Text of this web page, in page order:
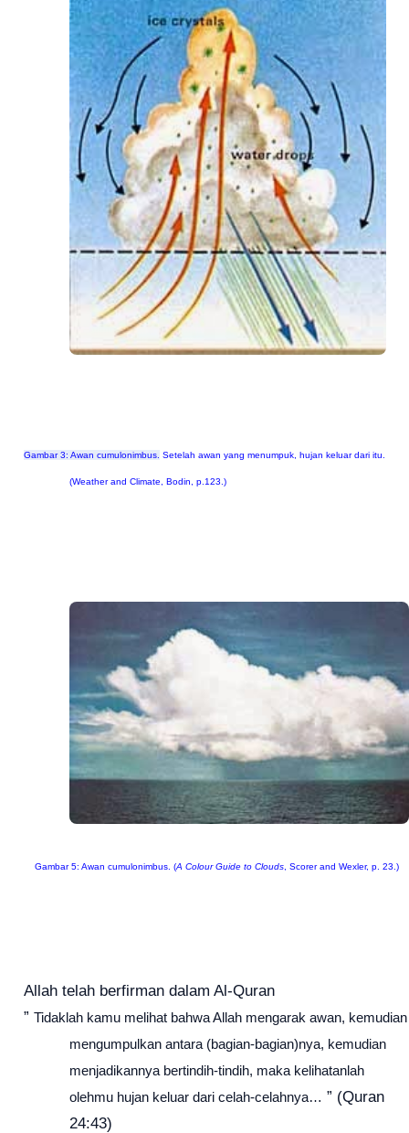
Gambar 3: Awan cumulonimbus. Setelah awan yang menumpuk, hujan keluar dari itu.
(Weather and Climate, Bodin, p.123.)
Gambar 5: Awan cumulonimbus. (A Colour Guide to Clouds, Scorer and Wexler, p. 23.)
Allah telah berfirman dalam Al-Quran
”Tidaklah kamu melihat bahwa Allah mengarak awan, kemudian
mengumpulkan antara (bagian-bagian)nya, kemudian
menjadikannya bertindih-tindih, maka kelihatanlah
olehmu hujan keluar dari celah-celahnya… ” (Quran
24:43)